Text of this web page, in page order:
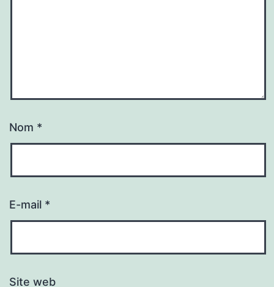
Nom *
E-mail *
Site web